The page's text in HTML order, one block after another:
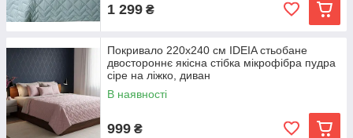
1 299 ₴
Покривало 220х240 см IDEIA стьобане
двостороннє якісна стібка мікрофібра пудра
сіре на ліжко, диван
В наявності
999 ₴